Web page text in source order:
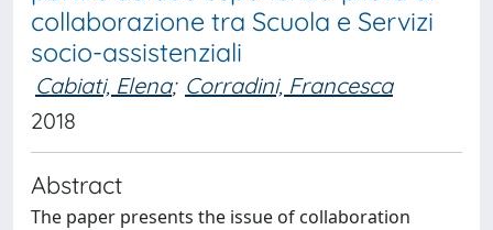
collaborazione tra Scuola e Servizi
socio-assistenziali
Cabiati, Elena; Corradini, Francesca
2018
Abstract
The paper presents the issue of collaboration